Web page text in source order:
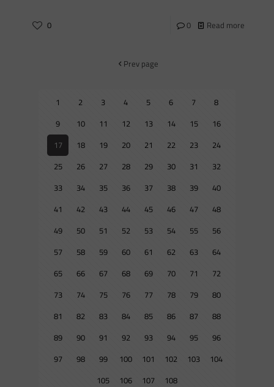
0 0 Read more
Prev page
1 2 3 4 5 6 7
8
9
10 11 12 13 14 15
16
17
18 19 20 21 22 23
24
25
26 27 28 29 30 31
32
33
34 35 36 37 38 39
40
41
42 43 44 45 46 47
48
49
50 51 52 53 54 55
56
57
58 59 60 61 62 63
64
65
66 67 68 69 70 71
72
73
74 75 76 77 78 79
80
81
82 83 84 85 86 87
88
89
90 91 92 93 94 95
96
97
98 99 100 101 102 103
104
105
106 107 108